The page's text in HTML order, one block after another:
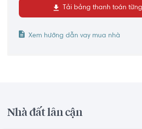
Tải bảng thanh toán
Xem hướng dẫn vay mua nhà
Nhà đất lân cận